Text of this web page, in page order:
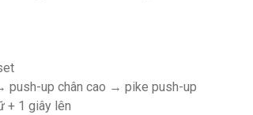
push-up chân cao → pike push-up
+ 1 giây lên